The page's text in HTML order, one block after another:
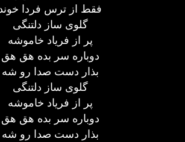
فقط از ترس فردا
گلوی ساز دلتنگی
پر از فریاد خاموشه
دوباره سر بده هق هق
بذار دست صدا رو شه
گلوی ساز دلتنگی
پر از فریاد خاموشه
دوباره سر بده هق هق
بذار دست صدا رو شه